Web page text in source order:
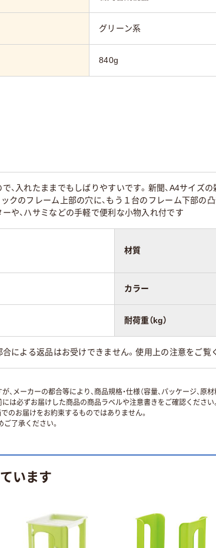
グリーン系
840g
、入れたままでもしばりやすいです。新聞、A4サイズ
クのフレーム上部の穴に、もう１台のフレーム下部の
や、ハサミなどの手軽で便利な小物入れ付です
材質
カラー
耐荷重（kg）
合による返品はお受けできません。使用上の注意をご
ーカーの都合等により、商品規格・仕様（容量、パッケージ、原
は必ずお届けした商品の商品ラベルや注意書きをご確認くださ
でのお届けをお約束するものではありません。
了承ください。
います